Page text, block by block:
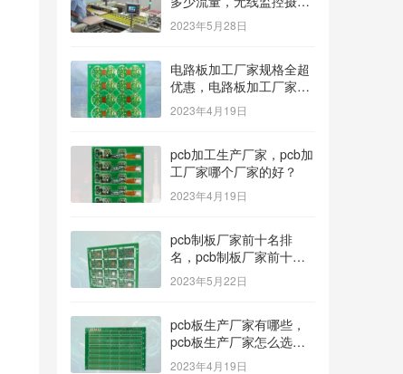
头一个月用多少流量多少
钱？
2023年5月28日
电路板加工厂家规格全超
优惠，电路板加工厂家哪
家价格低？
2023年4月19日
pcb加工生产厂家，pcb加
工厂家哪个厂家的好？
2023年4月19日
pcb制板厂家前十名排
名，pcb制板厂家前十名
排名榜？
2023年5月22日
pcb板生产厂家有哪些，
pcb板生产厂家怎么选
择？
2023年4月19日